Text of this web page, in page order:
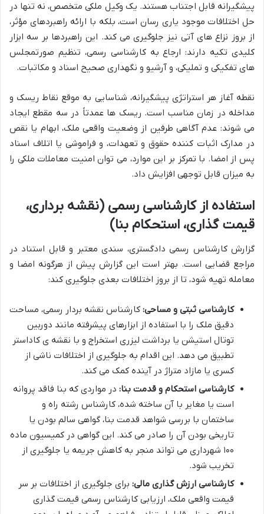
پیشگیرانه قابل اجتناب هستند. یک وکیل ملکی متخصص، نه تنها در
حل اختلافات موجود یاری رسان است، بلکه با ارائه راهبردهای مؤثر،
از بروز نزاع های آتی نیز جلوگیری می کند. این راهبردها بر سه ابزار
کلیدی تکیه دارند: ارجاع به کارشناسی رسمی، تنظیم صورتمجلس
های تفکیکی و تملیکی، و آرشیو و نگهداری صحیح اسناد و مکاتبات.
نقطه آغاز هر استراتژی پیشگیرانه، شناسایی به موقع نقاط ریسک و
مداخله در زمان مناسب است. ریسک ها عمدتاً در سه مقطع ایجاد
می شوند: عدم آگاهی طرفین از وضعیت واقعی ملک، ابهام یا نقص
در مدارک اثبات کننده حقوق و تعهدات، و فراموشی یا اتلاف اسناد
پس از امضا. با تمرکز بر این موارد، می توان امنیت معاملات ملکی را
به میزان قابل توجهی افزایش داد.
استفاده از کارشناسی رسمی (نقشه برداری،
قیمت گذاری، استحکام بنا)
گزارش کارشناس رسمی دادگستری، سندی معتبر و قابل استناد در
مراجع قضایی است. بهتر است این گزارش پیش از هرگونه امضا و
معامله تهیه شود، تا از بروز اختلافات بعدی جلوگیری کند:
کارشناسی ثبتی و مساحی: کارشناس نقشه بردار رسمی، مساحت
دقیق ملک را با استفاده از ابزارهای پیشرفته مانند دوربین
توتال استیشن یا برداشت لیزری استخراج و با نقشه ی کاداستر
تطبیق می دهد. این اقدام به جلوگیری از اختلافات ناشی از
کسری یا مازاد متراژ در آینده کمک می کند.
کارشناسی استحکام و قدمت بنا: در مواردی که بنا فاقد پروانه
است یا مغایر با آن ساخته شده، کارشناس رشته راه و
ساختمان با بررسی شواهد قدمت بنا، گواهی سالم بودن یا
تاریخی بودن آن را صادر می کند. این گواهی در کمیسیون ماده
۱۰۰ شهرداری می تواند منجر به کاهش جریمه یا جلوگیری از
تخریب شود.
کارشناسی ارزش گذاری مالی: برای جلوگیری از اختلافات بر سر
قیمت واقعی ملک، ارزیابی کارشناس رسمی قیمت گذاری